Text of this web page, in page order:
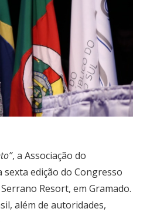
, a Associação do
edição do Congresso
Resort, em Gramado.
além de autoridades,